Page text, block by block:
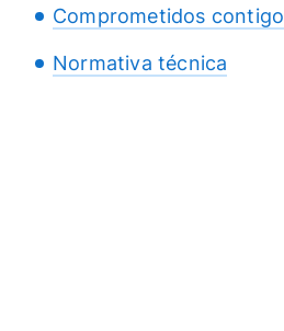
Comprometidos contigo
Normativa técnica